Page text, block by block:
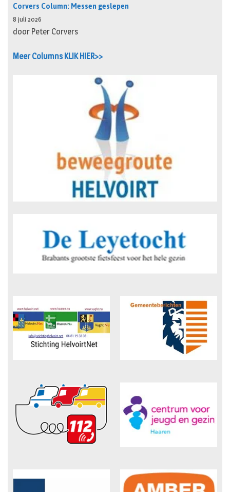
Corvers Column: Messen geslepen
8 juli 2026
door Peter Corvers
Meer Columns KLIK HIER>>